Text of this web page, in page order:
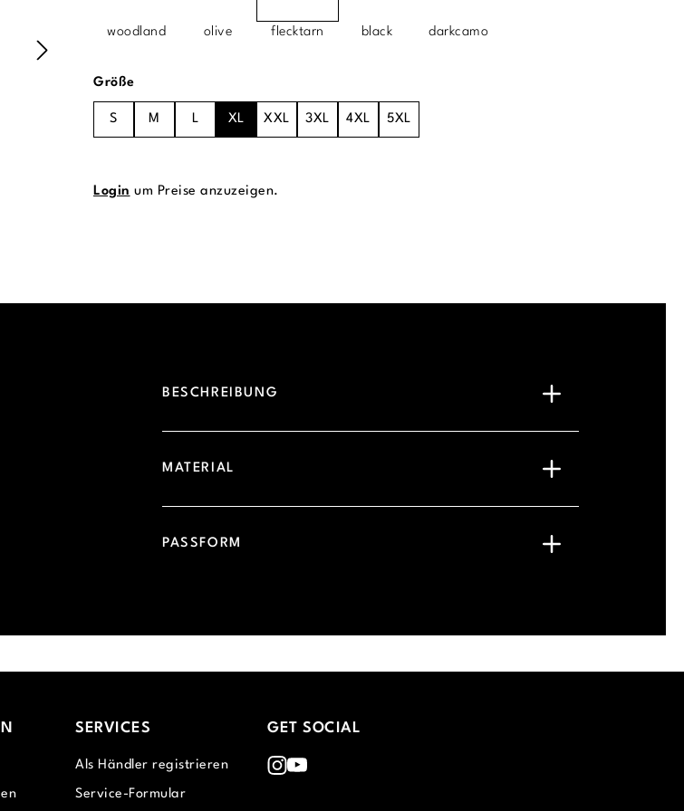
woodland olive flecktarn black darkcamo
Größeauswählen
S M L XL XXL 3XL 4XL 5XL
Login um Preise anzuzeigen.
BESCHREIBUNG
MATERIAL
PASSFORM
SERVICES
Als Händler registrieren
Service-Formular
GET SOCIAL
Instagram
Youtube